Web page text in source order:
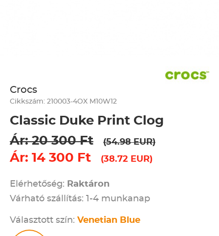
Crocs
Cikkszám: 210003-4OX M10W12
Classic Duke Print Clog
Ár: 20 300 Ft
(54.98 EUR)
Ár: 14 300 Ft (38.72 EUR)
Elérhetőség: Raktáron
Várható szállítás: 1-4 munkanap
Választott szín: Venetian Blue